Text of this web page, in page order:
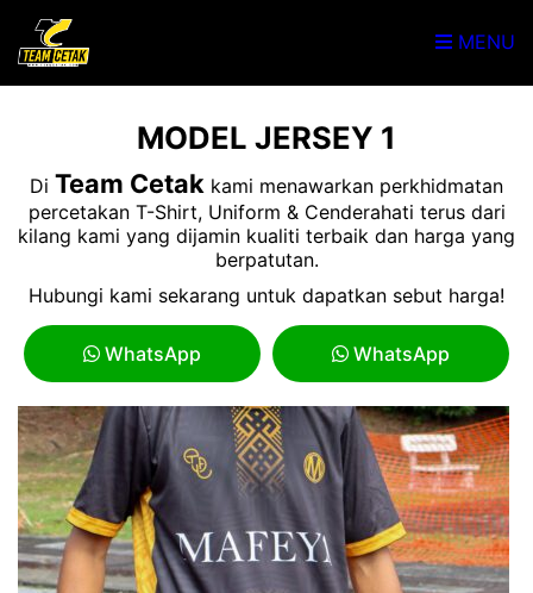
MENU
MODEL JERSEY 1
Di Team Cetak kami menawarkan perkhidmatan
percetakan T-Shirt, Uniform & Cenderahati terus dari
kilang kami yang dijamin kualiti terbaik dan harga yang
berpatutan.
Hubungi kami sekarang untuk dapatkan sebut harga!
WhatsApp WhatsApp